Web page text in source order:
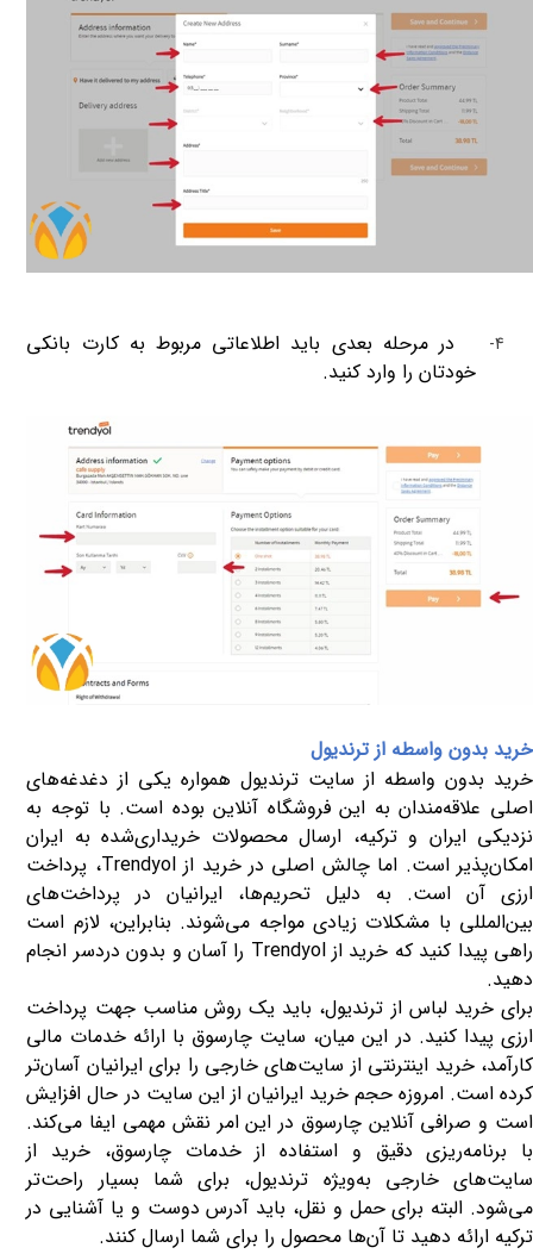
4-
در مرحله بعدی باید اطلاعاتی مربوط به کارت بانکی
خودتان را وارد کنید.
خرید بدون واسطه از ترندیول
خرید بدون واسطه از سایت ترندیول همواره یکی از دغدغه‌های
اصلی علاقه‌مندان به این فروشگاه آنلاین بوده است. با توجه به
نزدیکی ایران و ترکیه، ارسال محصولات خریداری‌شده به ایران
امکان‌پذیر است. اما چالش اصلی در خرید ازTrendyol، پرداخت
ارزی آن است. به دلیل تحریم‌ها، ایرانیان در پرداخت‌های
بین‌المللی با مشکلات زیادی مواجه می‌شوند. بنابراین، لازم است
راهی پیدا کنید که خرید ازTrendyol را آسان و بدون دردسر انجام
دهید.
برای خرید لباس از ترندیول، باید یک روش مناسب جهت پرداخت
ارزی پیدا کنید. در این میان، سایت چارسوق با ارائه خدمات مالی
کارآمد، خرید اینترنتی از سایت‌های خارجی را برای ایرانیان آسان‌تر
کرده است. امروزه حجم خرید ایرانیان از این سایت در حال افزایش
است و صرافی آنلاین چارسوق در این امر نقش مهمی ایفا می‌کند.
با برنامه‌ریزی دقیق و استفاده از خدمات چارسوق، خرید از
سایت‌های خارجی به‌ویژه ترندیول، برای شما بسیار راحت‌تر
می‌شود. البته برای حمل و نقل، باید آدرس دوست و یا آشنایی در
ترکیه ارائه دهید تا آن‌ها محصول را برای شما ارسال کنند.